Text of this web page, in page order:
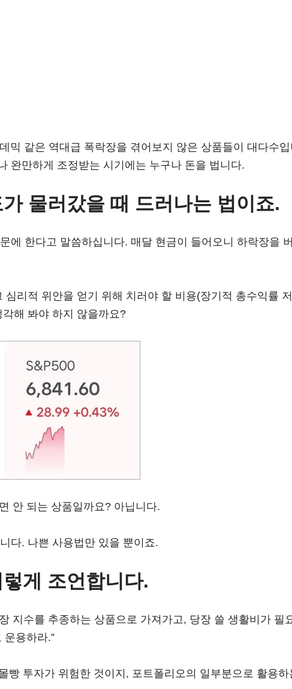
믹 같은 역대급 폭락장을 겪어보지 않은 상품들이 대다수
완만하게 조정받는 시기에는 누구나 돈을 법니다.
물러갔을 때 드러나는 법이죠.
에 한다고 말씀하십니다. 매달 현금이 들어오니 하락장을
리적 위안을 얻기 위해 치러야 할 비용(장기적 총수익률 저
해 봐야 하지 않을까요?
안 되는 상품일까요? 아닙니다.
다. 나쁜 사용법만 있을 뿐이죠.
게 조언합니다.
지수를 추종하는 상품으로 가져가고, 당장 쓸 생활비가 필
운용하라.”
빵 투자가 위험한 것이지, 포트폴리오의 일부분으로 활용하